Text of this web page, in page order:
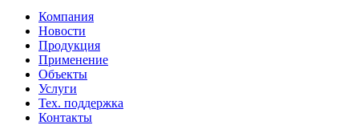
Компания
Новости
Продукция
Применение
Объекты
Услуги
Тех. поддержка
Контакты